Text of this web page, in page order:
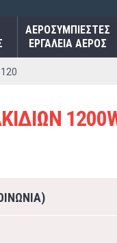
ΑΕΡΟΣΥΜΠΙΕΣΤΈΣ
ΕΡΓΑΛΕΊΑ ΑΈΡΟΣ